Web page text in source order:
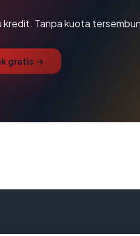
Tanpa kuota
gratis →